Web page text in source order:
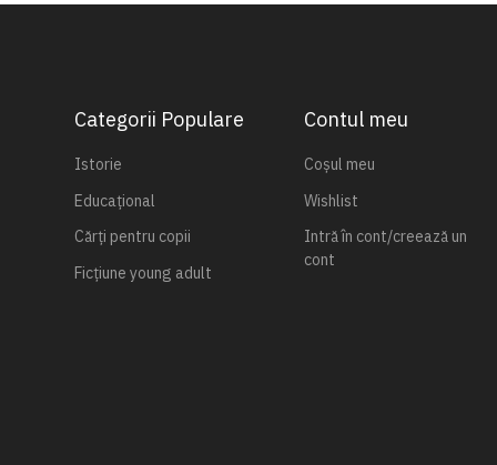
Categorii Populare
Istorie
Educațional
Cărți pentru copii
Ficțiune young adult
Contul meu
Coșul meu
Wishlist
Intră în cont/creează un
cont